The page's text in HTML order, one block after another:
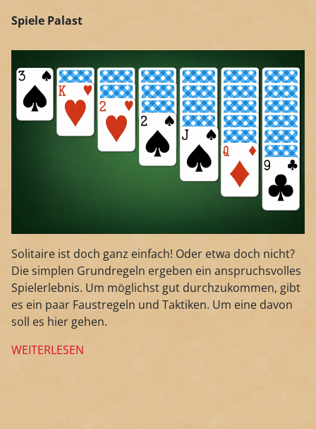
Spiele Palast
Solitaire ist doch ganz einfach! Oder etwa doch nicht?
Die simplen Grundregeln ergeben ein anspruchsvolles
Spielerlebnis. Um möglichst gut durchzukommen, gibt
es ein paar Faustregeln und Taktiken. Um eine davon
soll es hier gehen.
WEITERLESEN